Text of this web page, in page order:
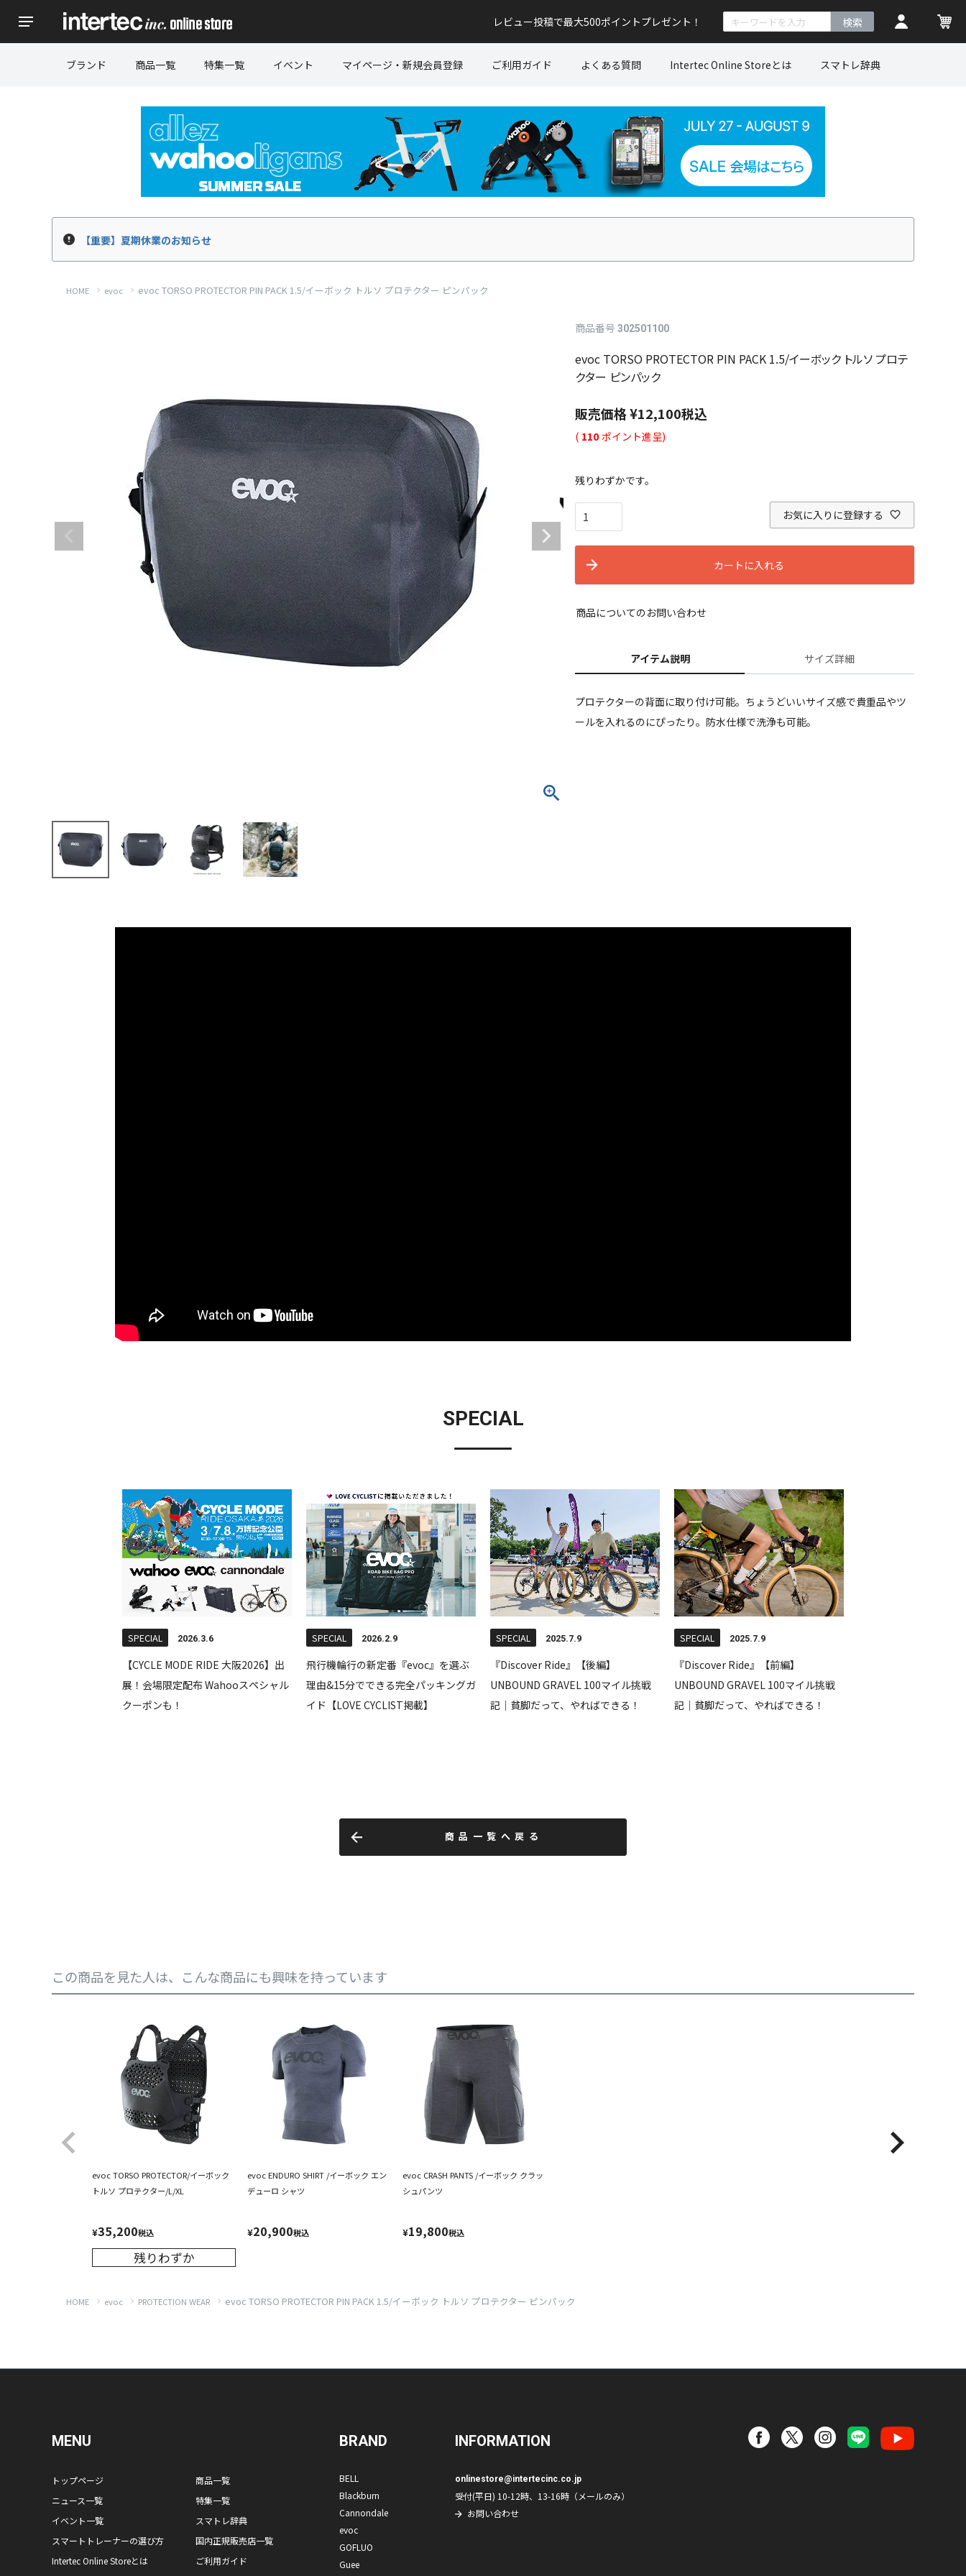
レビュー投稿で最大500ポイントプレゼント！
ブランド 商品一覧 特集一覧 イベント マイページ・新規会員登録 ご利用ガイド よくある質問 Intertec Online Storeとは スマトレ辞典
【重要】夏期休業のお知らせ
HOME evoc evoc TORSO PROTECTOR PIN PACK 1.5/イーボック トルソ プロテクター ピンパック
商品番号 302501100
evoc TORSO PROTECTOR PIN PACK 1.5/イーボック トルソ プロテ
クター ピンパック
販売価格¥12,100税込
( 110 ポイント進呈)
残りわずかです。
お気に入りに登録する
カートに入れる
商品についてのお問い合わせ
アイテム説明 サイズ詳細
プロテクターの背面に取り付け可能。ちょうどいいサイズ感で貴重品やツ
ールを入れるのにぴったり。防水仕様で洗浄も可能。
SPECIAL
商品一覧へ戻る
この商品を見た人は、こんな商品にも興味を持っています
evoc TORSO PROTECTOR/イーボック
トルソ プロテクター/L/XL
¥35,200税込
残りわずか
evoc ENDURO SHIRT /イーボック エン
デューロ シャツ
¥20,900税込
evoc CRASH PANTS /イーボック クラッ
シュパンツ
¥19,800税込
HOME evoc PROTECTION WEAR evoc TORSO PROTECTOR PIN PACK 1.5/イーボック トルソ プロテクター ピンパック
MENU
トップページ
商品一覧
ニュース一覧
特集一覧
イベント一覧
スマトレ辞典
スマートトレーナーの選び方
国内正規販売店一覧
Intertec Online Storeとは
ご利用ガイド
BRAND
BELL
Blackburn
Cannondale
evoc
GOFLUO
Guee
INFORMATION
onlinestore@intertecinc.co.jp
受付(平日) 10-12時、13-16時（メールのみ）
お問い合わせ